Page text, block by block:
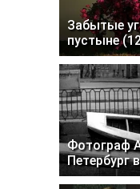
Забытые
пустыне
Фотограф
Петербург